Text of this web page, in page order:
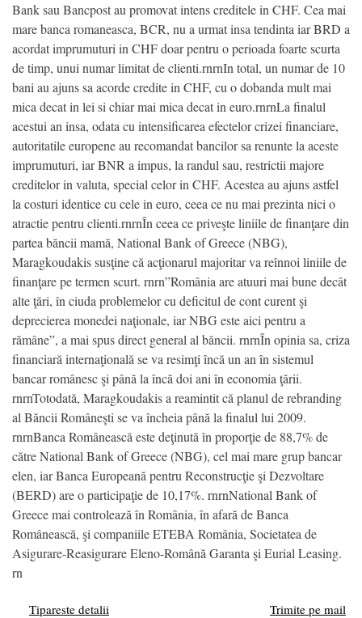
Bank sau Bancpost au promovat intens creditele in CHF. Cea mai
mare banca romaneasca, BCR, nu a urmat insa tendinta iar BRD a
acordat imprumuturi in CHF doar pentru o perioada foarte scurta
de timp, unui numar limitat de clienti.rnrnIn total, un numar de 10
bani au ajuns sa acorde credite in CHF, cu o dobanda mult mai
mica decat in lei si chiar mai mica decat in euro.rnrnLa finalul
acestui an insa, odata cu intensificarea efectelor crizei financiare,
autoritatile europene au recomandat bancilor sa renunte la aceste
imprumuturi, iar BNR a impus, la randul sau, restrictii majore
creditelor in valuta, special celor in CHF. Acestea au ajuns astfel
la costuri identice cu cele in euro, ceea ce nu mai prezinta nici o
atractie pentru clienti.rnrnÎn ceea ce priveşte liniile de finanţare din
partea băncii mamă, National Bank of Greece (NBG),
Maragkoudakis susţine că acţionarul majoritar va reînnoi liniile de
finanţare pe termen scurt. rnrn”România are atuuri mai bune decât
alte ţări, în ciuda problemelor cu deficitul de cont curent şi
deprecierea monedei naţionale, iar NBG este aici pentru a
rămâne”, a mai spus direct general al băncii. rnrnÎn opinia sa, criza
financiară internaţională se va resimţi încă un an în sistemul
bancar românesc şi până la încă doi ani în economia ţării.
rnrnTotodată, Maragkoudakis a reamintit că planul de rebranding
al Băncii Româneşti se va încheia până la finalul lui 2009.
rnrnBanca Românească este deţinută în proporţie de 88,7% de
către National Bank of Greece (NBG), cel mai mare grup bancar
elen, iar Banca Europeană pentru Reconstrucţie şi Dezvoltare
(BERD) are o participaţie de 10,17%. rnrnNational Bank of
Greece mai controlează în România, în afară de Banca
Românească, şi companiile ETEBA România, Societatea de
Asigurare-Reasigurare Eleno-Română Garanta şi Eurial Leasing.
rn
Tipareste detalii
Trimite pe mail